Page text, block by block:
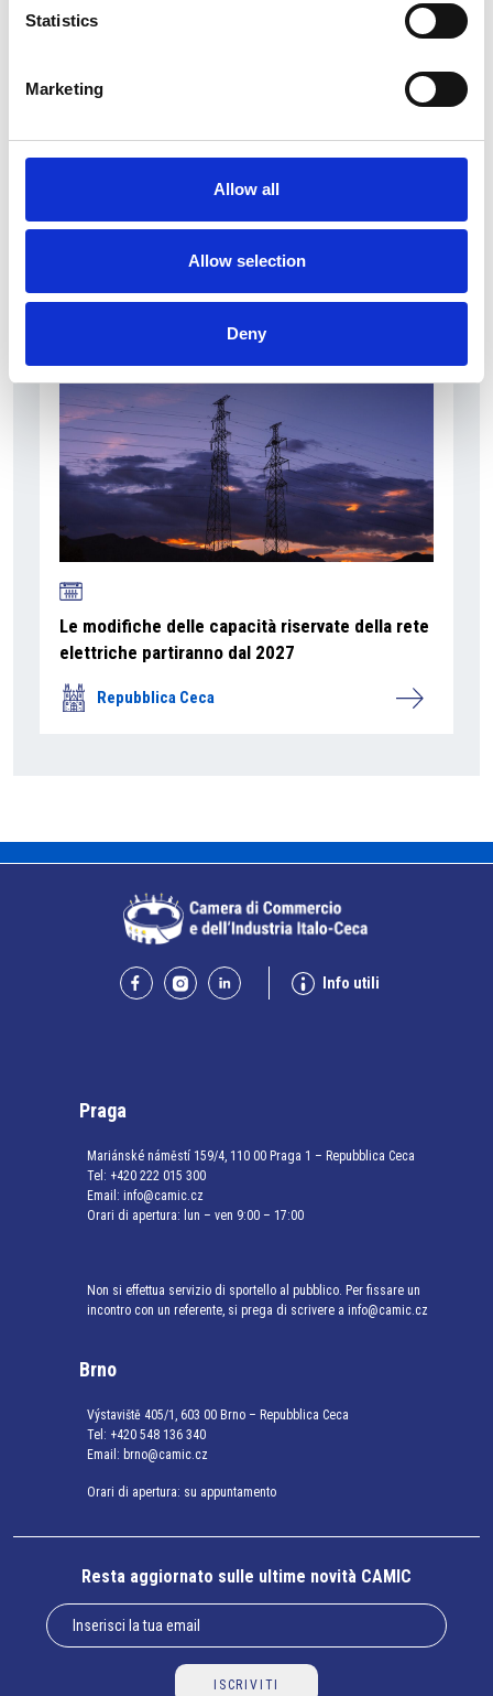
Statistics
Marketing
Allow all
Allow selection
Deny
Le modifiche delle capacità riservate della rete
elettriche partiranno dal 2027
Repubblica Ceca
Info utili
Praga
Mariánské náměstí 159/4, 110 00 Praga 1 – Repubblica Ceca
Tel: +420 222 015 300
Email: info@camic.cz
Orari di apertura: lun – ven 9:00 – 17:00
Non si effettua servizio di sportello al pubblico. Per fissare un
incontro con un referente, si prega di scrivere a info@camic.cz
Brno
Výstaviště 405/1, 603 00 Brno – Repubblica Ceca
Tel: +420 548 136 340
Email: brno@camic.cz
Orari di apertura: su appuntamento
Resta aggiornato sulle ultime novità CAMIC
ISCRIVITI